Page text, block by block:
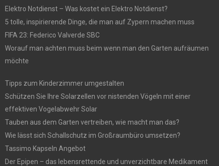
Elektro Notdienst – Was kostet ein Elektro Notdienst?
5 tolle, inspirierende Dinge, die man auf Zypern machen muss
FIFA 23: Federico Valverde SBC
Worauf man achten muss beim wenn man den Garten aufräumen
möchte
Tipps zum Kinderzimmer umgestalten
Schützen Sie Ihre Solarzellen vor nistenden Vögeln mit einer
effektiven Vogelabwehr Solar
Tauben aus dem Garten vertreiben, wie macht man das?
Wie lässt sich Schallschutz im Großraumbüro umsetzen?
Tassimo Kapseln Angebot
Der Epipen – das lebensrettende und unverzichtbare Medikament